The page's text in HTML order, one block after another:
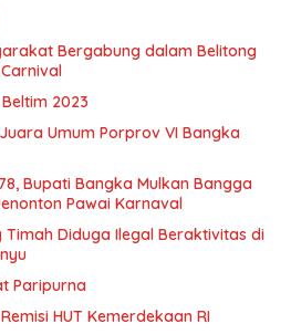
Bergabung dalam Belitong
2023
Umum Porprov VI Bangka
Bupati Bangka Mulkan Bangga
Pawai Karnaval
Timah Diduga Ilegal Beraktivitas di
Paripurna
HUT Kemerdekaan RI